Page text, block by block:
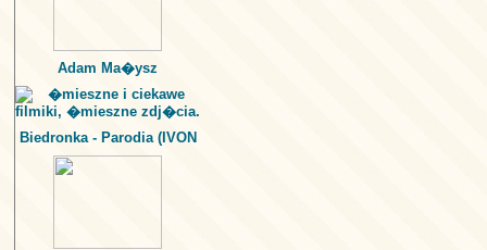
Adam Ma�ysz
Biedronka - Parodia (IVON